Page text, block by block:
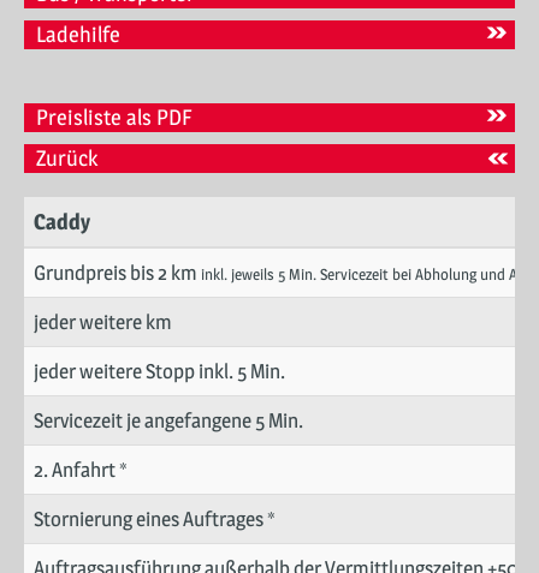
SERVICE
KONTAKT
Ladehilfe
Preisliste als PDF
Zurück
Caddy
Grundpreis bis 2 km inkl. jeweils 5 Min. Servicezeit bei Abholung und
jeder weitere km
jeder weitere Stopp inkl. 5 Min.
Servicezeit je angefangene 5 Min.
2. Anfahrt *
Stornierung eines Auftrages *
Auftragsausführung außerhalb der Vermittlungszeiten +50%